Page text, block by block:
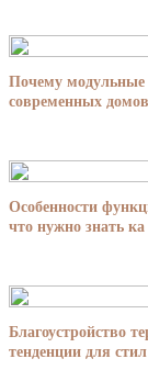
Почему
современных
Особенности
что нужно знать ка
Благоустройство
тенденции для стил